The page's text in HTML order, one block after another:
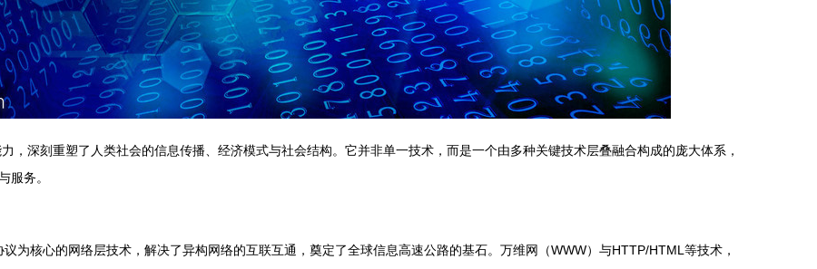
，深刻重塑了人类社会的信息传播、经济模式与社会结构。它并非单一技术，而是一个由多种关键技术层叠融合构成的庞大体系，
服务。
为核心的网络层技术，解决了异构网络的互联互通，奠定了全球信息高速公路的基石。万维网（WWW）与HTTP/HTML等技术，